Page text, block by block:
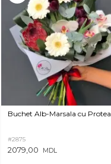
Buchet Alb-Marsala cu Protea
#2875
2079,00 MDL